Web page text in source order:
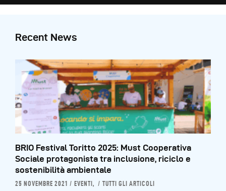
Recent News
BRIO Festival Toritto 2025: Must Cooperativa
Sociale protagonista tra inclusione, riciclo e
sostenibilità ambientale
25 NOVEMBRE 2021 EVENTI, TUTTI GLI ARTICOLI